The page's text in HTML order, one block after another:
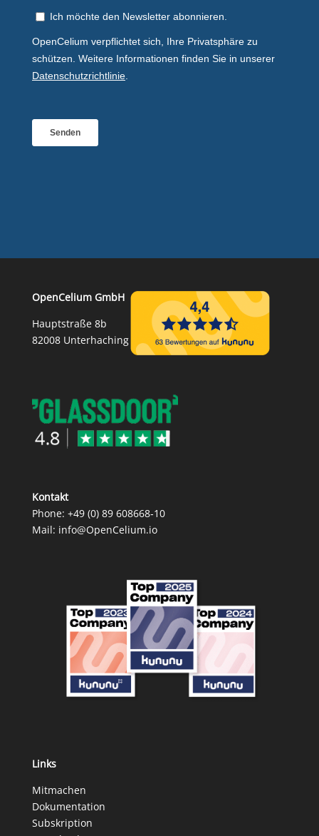
OpenCelium GmbH
Hauptstraße 8b
82008 Unterhaching
Kontakt
Phone: +49 (0) 89 608668‑10
Mail: info@OpenCelium.io
Links
Mitmachen
Dokumentation
Subskription